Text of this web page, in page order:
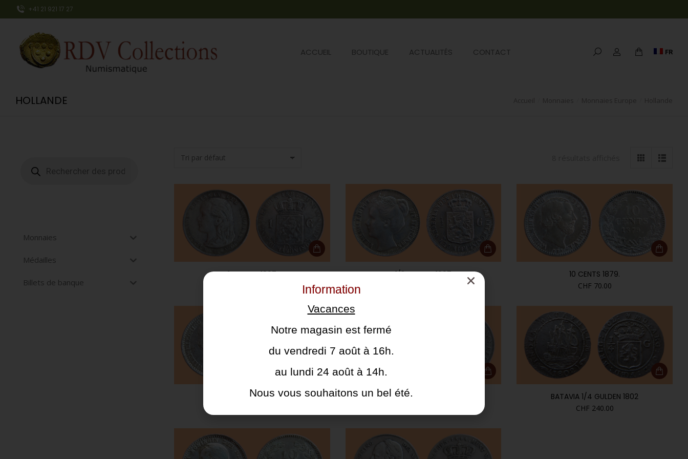
+41 21 921 17 27
ACCUEIL BOUTIQUE ACTUALITÉS CONTACT FR
HOLLANDE Accueil Monnaies Monnaies Europe Hollande
1 GULDEN 1897 1/2 GULDEN 1907 10 CENTS 1879.
CHF 70.00
10 CENTS 1885. 2 1/2 GULDEN 1874 BATAVIA 1/4 GULDEN 1802
CHF 240.00
Monnaies
Médailles
Billets de banque
Information
Vacances
Notre magasin est fermé
du vendredi 7 août à 16h.
au lundi 24 août à 14h.
Nous vous souhaitons un bel été.